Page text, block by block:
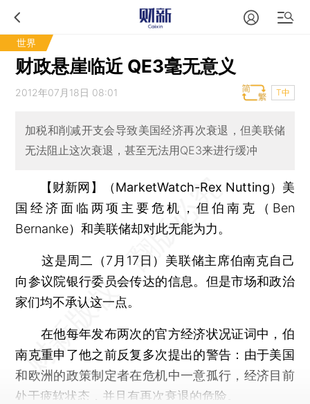
世界
财政悬崖临近 QE3毫无意义
2012年07月18日 08:01 T中
加税和削减开支会导致美国经济再次衰退，但美联储
无法阻止这次衰退，甚至无法用QE3来进行缓冲
【财新网】（MarketWatch-Rex Nutting） 美
国经济面临两项主要危机，但伯南克（Ben
Bernanke）和美联储却对此无能为力。
这是周二（7月17日）美联储主席伯南克自己
向参议院银行委员会传达的信息。但是市场和政治
家们均不承认这一点。
在他每年发布两次的官方经济状况证词中，伯
南克重申了他之前反复多次提出的警告：由于美国
和欧洲的政策制定者在危机中一意孤行，经济目前
处于疲软状态，并且有再次衰退的危险。